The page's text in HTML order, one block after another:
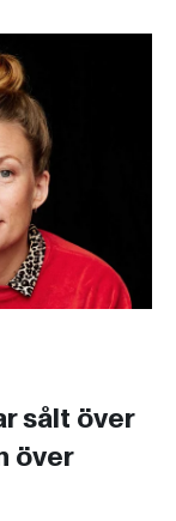
sålt över
över